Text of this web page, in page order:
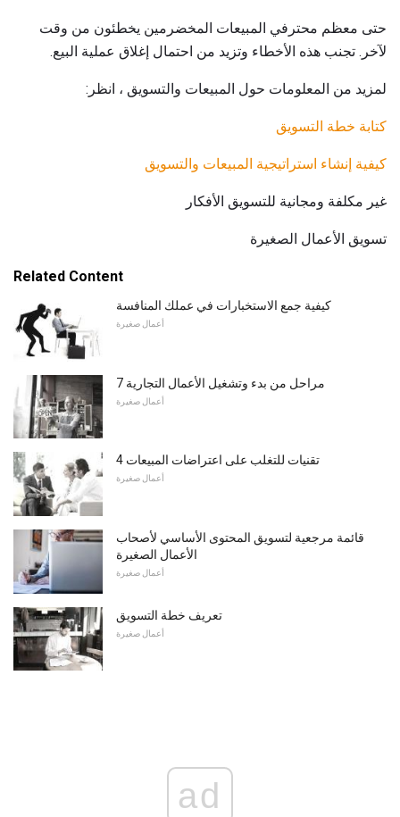
حتى معظم محترفي المبيعات المخضرمين يخطئون من وقت
لآخر. تجنب هذه الأخطاء وتزيد من احتمال إغلاق عملية البيع.
لمزيد من المعلومات حول المبيعات والتسويق ، انظر:
كتابة خطة التسويق
كيفية إنشاء استراتيجية المبيعات والتسويق
غير مكلفة ومجانية للتسويق الأفكار
تسويق الأعمال الصغيرة
Related Content
كيفية جمع الاستخبارات في عملك المنافسة
أعمال صغيرة
7 مراحل من بدء وتشغيل الأعمال التجارية
أعمال صغيرة
4 تقنيات للتغلب على اعتراضات المبيعات
أعمال صغيرة
قائمة مرجعية لتسويق المحتوى الأساسي لأصحاب
الأعمال الصغيرة
أعمال صغيرة
تعريف خطة التسويق
أعمال صغيرة
ad